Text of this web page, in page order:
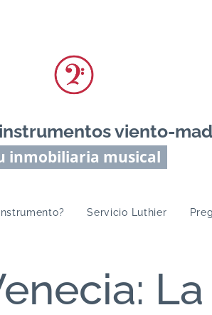
viento-
inmobiliaria musical
Servicio Luthier